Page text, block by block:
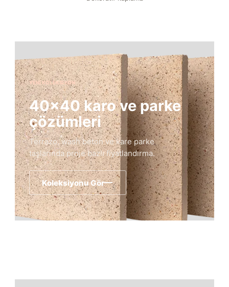
YENI KOLEKSIYON
40×40 karo ve parke
çözümleri
Terrazo, wash beton ve kare parke
taşlarında proje bazlı fiyatlandırma.
Koleksiyonu Gör